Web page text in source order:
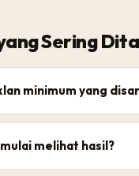
Sering
minimum yang
melihat hasil?